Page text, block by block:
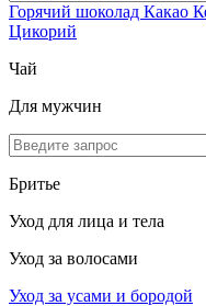
Горячий шоколад Какао
Цикорий
Чай
Для мужчин
Бритье
Уход для лица и тела
Уход за волосами
Уход за усами и бородой